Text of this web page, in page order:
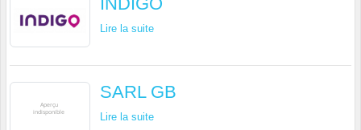
Lire la suite
SARL GB
Lire la suite